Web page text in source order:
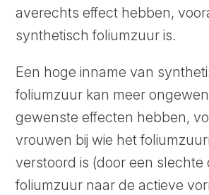
averechts effect hebben,
synthetisch foliumzuur is.
Een hoge inname van
foliumzuur kan meer
gewenste effecten hebben,
vrouwen bij wie het
verstoord is (door een slechte
foliumzuur naar de actieve